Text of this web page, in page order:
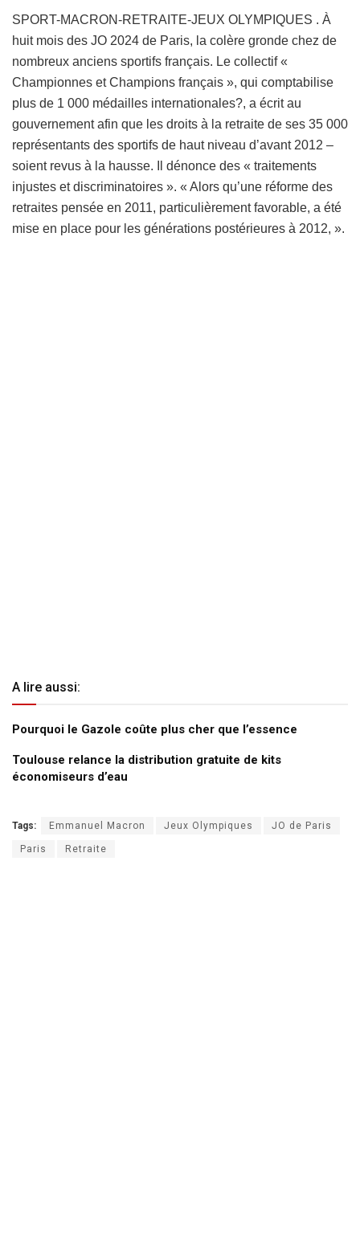
SPORT-MACRON-RETRAITE-JEUX OLYMPIQUES . À
huit mois des JO 2024 de Paris, la colère gronde chez de
nombreux anciens sportifs français. Le collectif «
Championnes et Champions français », qui comptabilise
plus de 1 000 médailles internationales?, a écrit au
gouvernement afin que les droits à la retraite de ses 35 000
représentants des sportifs de haut niveau d’avant 2012 –
soient revus à la hausse. Il dénonce des « traitements
injustes et discriminatoires ». « Alors qu’une réforme des
retraites pensée en 2011, particulièrement favorable, a été
mise en place pour les générations postérieures à 2012, ».
A lire aussi:
Pourquoi le Gazole coûte plus cher que l’essence
Toulouse relance la distribution gratuite de kits
économiseurs d’eau
Tags: Emmanuel Macron Jeux Olympiques JO de Paris
Paris Retraite